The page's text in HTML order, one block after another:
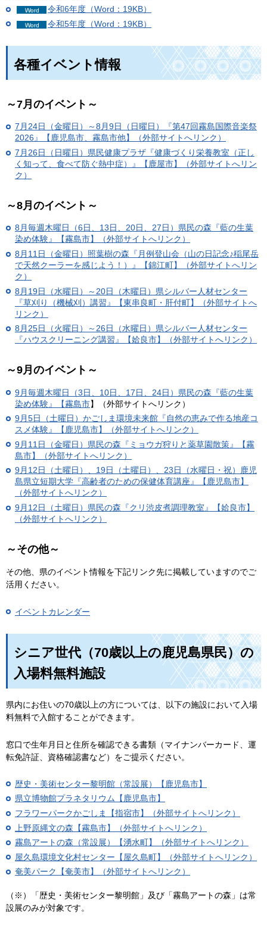
令和6年度（Word：19KB）
令和5年度（Word：19KB）
各種イベント情報
～7月のイベント～
7月24日（金曜日）～8月9日（日曜日）『第47回霧島国際音楽祭
2026』【鹿児島市、霧島市他】（外部サイトへリンク）
7月26日（日曜日）県民健康プラザ『健康づくり栄養教室（正し
く知って、食べて防ぐ熱中症）』【鹿屋市】（外部サイトへリン
ク）
～8月のイベント～
8月毎週木曜日（6日、13日、20日、27日）県民の森『藍の生葉
染め体験』【霧島市】（外部サイトへリンク）
8月11日（金曜日）照葉樹の森『月例登山会（山の日記念♪稲尾岳
で天然クーラーを感じよう！）』【錦江町】（外部サイトへリン
ク）
8月19日（水曜日）～20日（木曜日）県シルバー人材センター
『草刈り（機械刈）講習』【東串良町・肝付町】（外部サイトへ
リンク）
8月25日（火曜日）～26日（水曜日）県シルバー人材センター
『ハウスクリーニング講習』【姶良市】（外部サイトへリンク）
～9月のイベント～
9月毎週木曜日（3日、10日、17日、24日） 県民の森『藍の生葉
染め体験』【霧島市】（外部サイトへリンク）
9月5日（土曜日）かごしま環境未来館『自然の恵みで作る地産コ
スメ体験』【鹿児島市】（外部サイトへリンク）
9月11日（金曜日）県民の森『ミョウガ狩りと薬草園散策』【霧
島市】（外部サイトへリンク）
9月12日（土曜日）、19日（土曜日）、23日（水曜日・祝）鹿児
島県立短期大学『高齢者のための保健体育講座』【鹿児島市】
（外部サイトへリンク）
9月12日（土曜日）県民の森『クリ渋皮煮調理教室』【姶良市】
（外部サイトへリンク）
～その他～
その他、県のイベント情報を下記リンク先に掲載していますのでご
活用ください。
イベントカレンダー
シニア世代（70歳以上の鹿児島県民）の
入場料無料施設
県内にお住いの70歳以上の方については、以下の施設において入場
料無料で入館することができます。
窓口で生年月日と住所を確認できる書類（マイナンバーカード、運
転免許証、資格確認書など）をご提示ください。
歴史・美術センター黎明館（常設展）【鹿児島市】
県立博物館プラネタリウム【鹿児島市】
フラワーパークかごしま【指宿市】（外部サイトへリンク）
上野原縄文の森【霧島市】（外部サイトへリンク）
霧島アートの森（常設展）【湧水町】（外部サイトへリンク）
屋久島環境文化村センター【屋久島町】（外部サイトへリンク）
奄美パーク【奄美市】（外部サイトへリンク）
（※）「歴史・美術センター黎明館」及び「霧島アートの森」は常
設展のみが対象です。